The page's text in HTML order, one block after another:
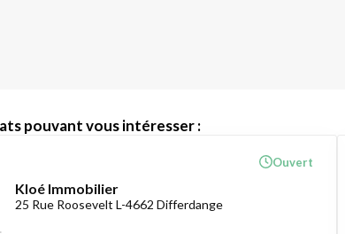
pouvant vous intéresser :
Kloé Immobilier
25 Rue Roosevelt L-4662 Differdange
Ouvert